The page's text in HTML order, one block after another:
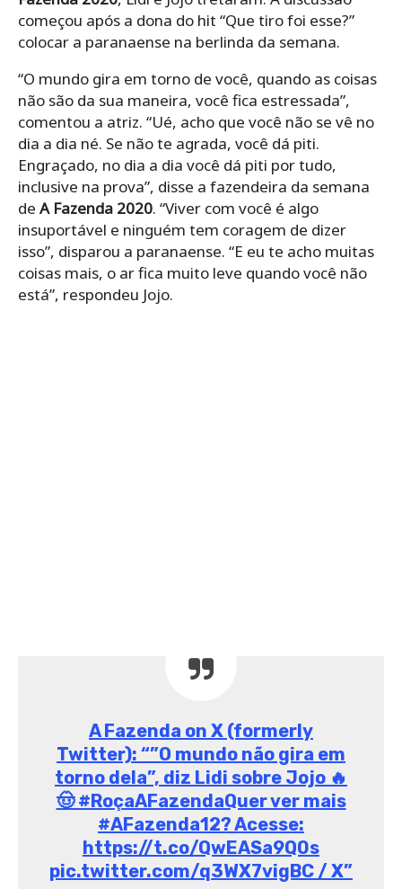
começou após a dona do hit “Que tiro foi esse?”
colocar a paranaense na berlinda da semana.
“O mundo gira em torno de você, quando as coisas
não são da sua maneira, você fica estressada”,
comentou a atriz. “Ué, acho que você não se vê no
dia a dia né. Se não te agrada, você dá piti.
Engraçado, no dia a dia você dá piti por tudo,
inclusive na prova”, disse a fazendeira da semana
de A Fazenda 2020. “Viver com você é algo
insuportável e ninguém tem coragem de dizer
isso”, disparou a paranaense. “E eu te acho muitas
coisas mais, o ar fica muito leve quando você não
está”, respondeu Jojo.
A Fazenda on X (formerly
Twitter): “”O mundo não gira em
torno dela”, diz Lidi sobre Jojo 🔥
🤠 #RoçaAFazendaQuer ver mais
#AFazenda12? Acesse:
https://t.co/QwEASa9Q0s
pic.twitter.com/q3WX7vigBC / X”